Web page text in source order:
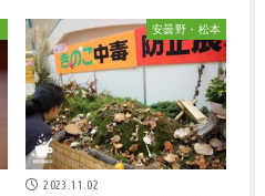
安曇野・松本
2023.11.02